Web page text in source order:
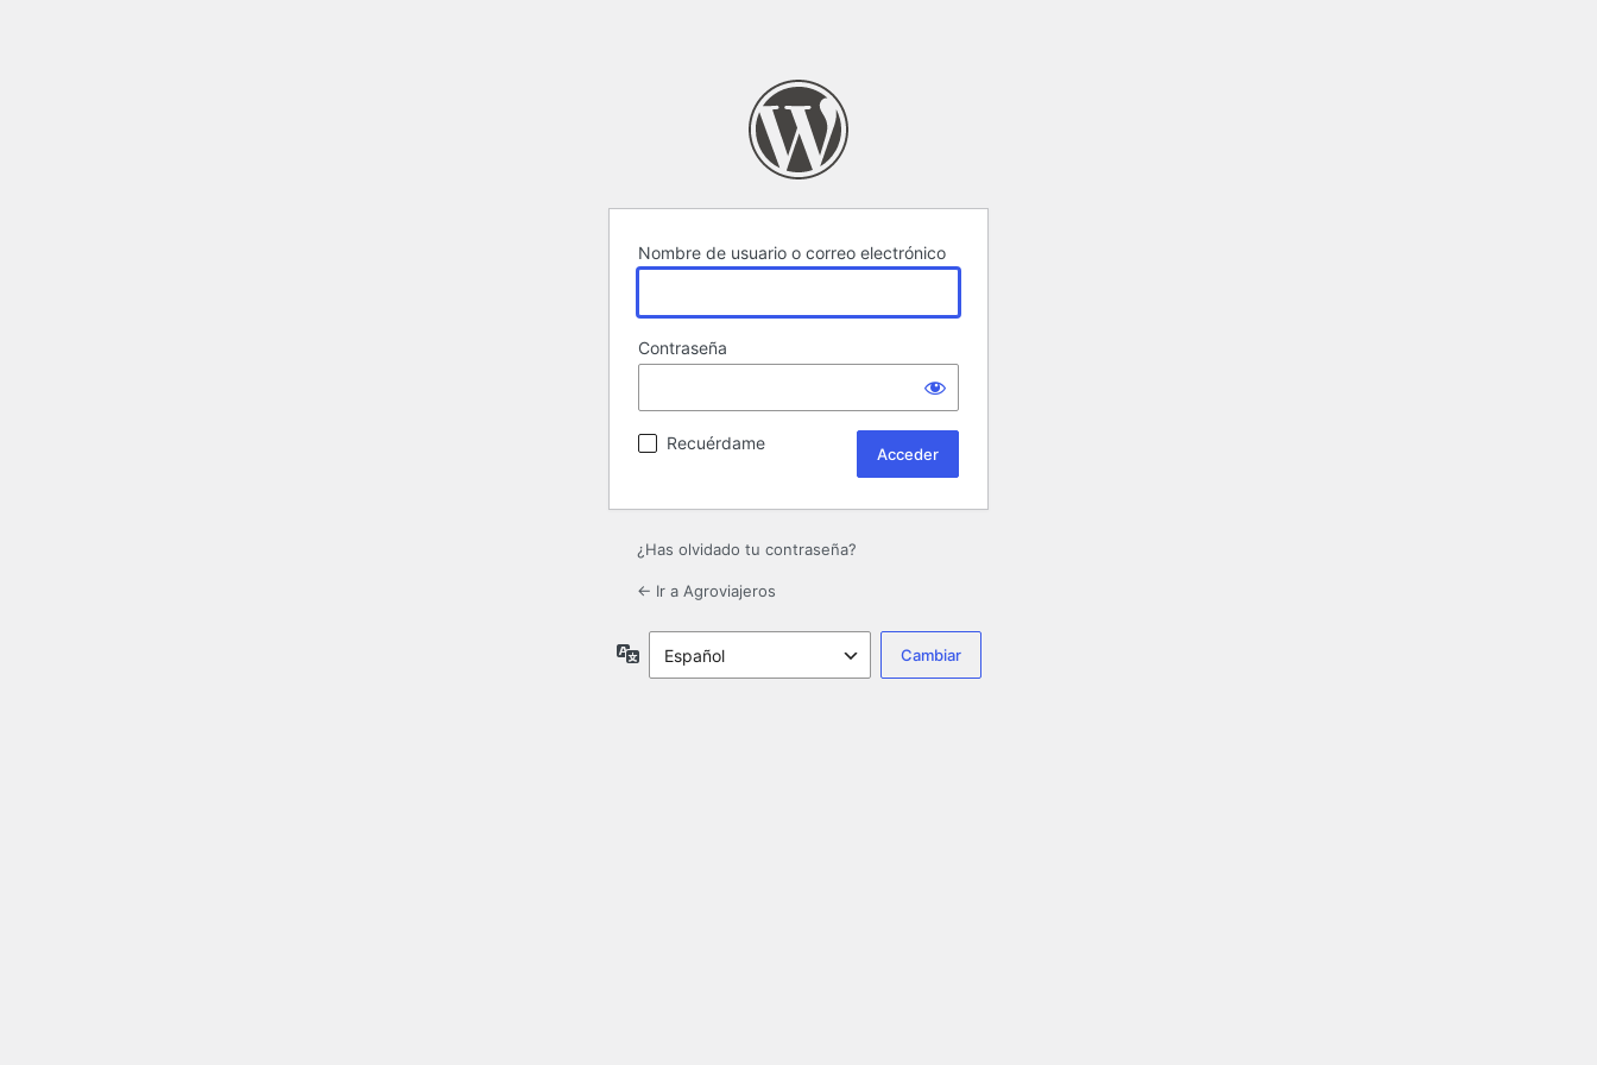
Nombre de usuario o correo electrónico
Contraseña
Recuérdame
¿Has olvidado tu contraseña?
← Ir a Agroviajeros
Idioma